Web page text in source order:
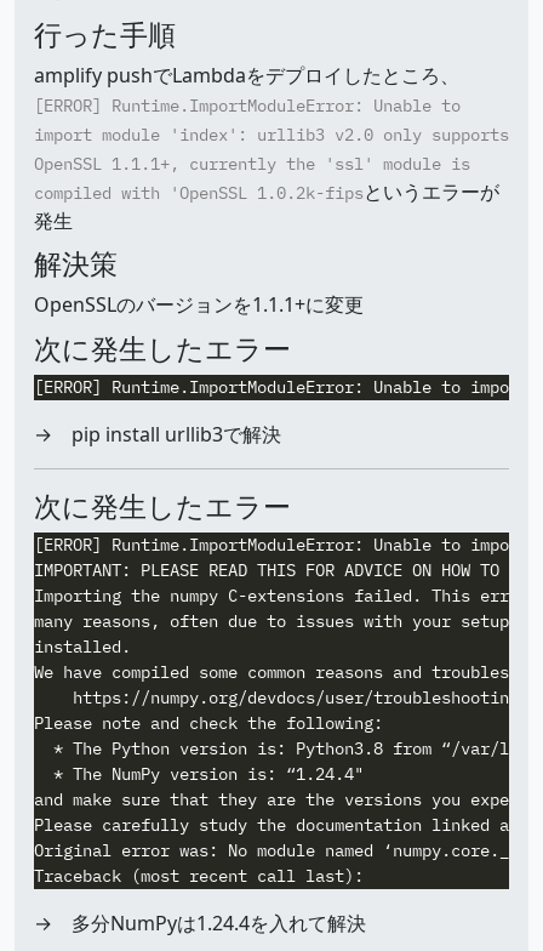
行った手順
amplify pushでLambdaをデプロイしたところ、
[ERROR] Runtime.ImportModuleError: Unable to
import module 'index': urllib3 v2.0 only supports
OpenSSL 1.1.1+, currently the 'ssl' module is
compiled with 'OpenSSL 1.0.2k-fipsというエラーが
発生
解決策
OpenSSLのバージョンを1.1.1+に変更
次に発生したエラー
→ pip install urllib3で解決
次に発生したエラー
[ERROR] Runtime.ImportModuleError: Unable to import
IMPORTANT: PLEASE READ THIS FOR ADVICE ON HOW TO
Importing the numpy C-extensions failed. This error
many reasons, often due to issues with your setup or
installed.
We have compiled some common reasons and
https://numpy.org/devdocs/user/troubleshooting-
Please note and check the following:
* The Python version is: Python3.8 from “/var/
  * The NumPy version is: “1.24.4"
and make sure that they are the versions you expect.
Please carefully study the documentation linked
Original error was: No module named
→ 多分NumPyは1.24.4を入れて解決